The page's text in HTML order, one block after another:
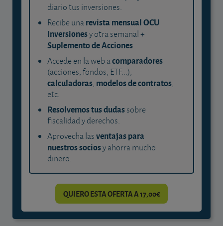
diario tus inversiones.
Recibe unarevista mensual OCU
Inversionesy otra semanal +
Suplemento de Acciones.
Accede en la web acomparadores
(acciones, fondos, ETF...),
calculadoras, modelos de contratos,
etc.
Resolvemos tus dudassobre
fiscalidad y derechos.
Aprovecha lasventajas para
nuestros sociosy ahorra mucho
dinero.
QUIERO ESTA OFERTA A 17,00€